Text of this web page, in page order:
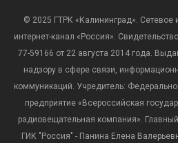
© 2025 ГТРК «Калининград». Сетевое
интернет-канал «Россия».
77-59166 от 22 августа 2014 года.
надзору в сфере связи,
коммуникаций. Учредитель:
предприятие «Всероссийская
радиовещательная компания».
ГИК "Россия" - Панина Елена